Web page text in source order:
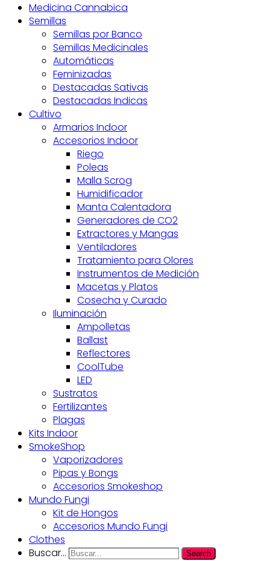
Medicina Cannabica
Semillas
Semillas por Banco
Semillas Medicinales
Automáticas
Feminizadas
Destacadas Sativas
Destacadas Indicas
Cultivo
Armarios Indoor
Accesorios Indoor
Riego
Poleas
Malla Scrog
Humidificador
Manta Calentadora
Generadores de CO2
Extractores y Mangas
Ventiladores
Tratamiento para Olores
Instrumentos de Medición
Macetas y Platos
Cosecha y Curado
Iluminación
Ampolletas
Ballast
Reflectores
CoolTube
LED
Sustratos
Fertilizantes
Plagas
Kits Indoor
SmokeShop
Vaporizadores
Pipas y Bongs
Accesorios Smokeshop
Mundo Fungi
Kit de Hongos
Accesorios Mundo Fungi
Clothes
Buscar...
Search